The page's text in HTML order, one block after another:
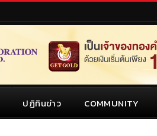
ปฏิทินข่าว COMMUNITY